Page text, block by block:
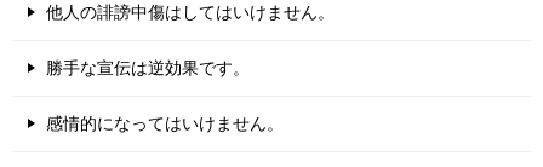
他人の誹謗中傷はしてはいけません。
勝手な宣伝は逆効果です。
感情的になってはいけません。